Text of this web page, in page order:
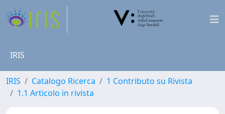
IRIS
IRIS Catalogo Ricerca
1 Contributo su Rivista
1.1 Articolo in rivista